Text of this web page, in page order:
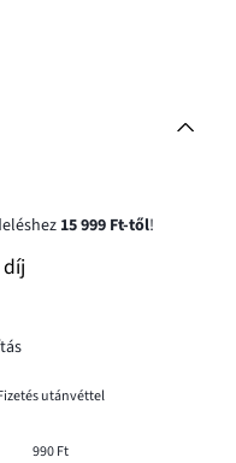
15 999 Ft-től!
utánvéttel
990 Ft